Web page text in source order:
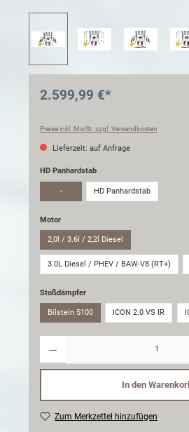
2.599,99 €*
Preise inkl. MwSt. zzgl. Versandkosten
Lieferzeit: auf Anfrage
HD Panhardstab
- HD Panhardstab
Motor
2,0l / 3.6l / 2,2l Diesel
3.0L Diesel / PHEV / BAW-V8 (RT+)
Stoßdämpfer
Bilstein 5100 ICON 2.0 VS IR
In den
Zum Merkzettel hinzufügen